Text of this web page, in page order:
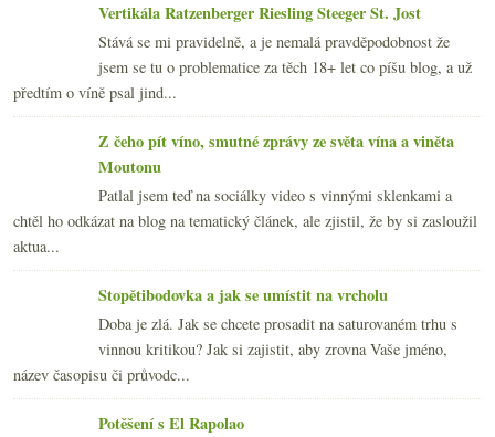
Vertikála Ratzenberger Riesling Steeger St. Jost
Stává se mi pravidelně, a je nemalá pravděpodobnost že
jsem se tu o problematice za těch 18+ let co píšu blog, a už
předtím o víně psal jind...
Z čeho pít víno, smutné zprávy ze světa vína a viněta
Moutonu
Patlal jsem teď na sociálky video s vinnými sklenkami a
chtěl ho odkázat na blog na tematický článek, ale zjistil, že by si zasloužil
aktua...
Stopětibodovka a jak se umístit na vrcholu
Doba je zlá. Jak se chcete prosadit na saturovaném trhu s
vinnou kritikou? Jak si zajistit, aby zrovna Vaše jméno,
název časopisu či průvodc...
Potěšení s El Rapolao